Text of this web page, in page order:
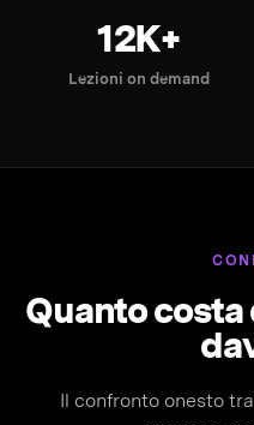
12K+
Lezioni on demand
Quanto
Il confronto onesto